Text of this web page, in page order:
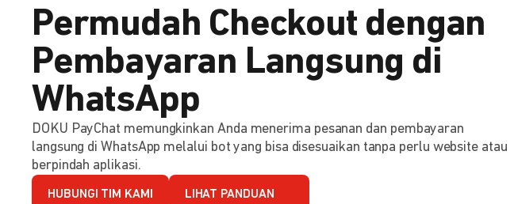
Permudah Checkout dengan
Pembayaran Langsung di
WhatsApp
DOKU PayChat memungkinkan Anda menerima pesanan dan pembayaran
langsung di WhatsApp melalui bot yang bisa disesuaikan tanpa perlu website atau
berpindah aplikasi.
HUBUNGI TIM KAMI LIHAT PANDUAN